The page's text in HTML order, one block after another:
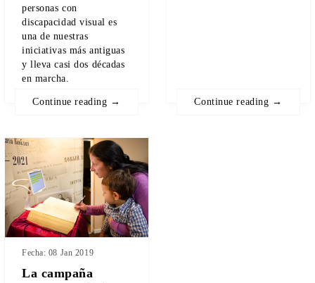
personas con
discapacidad visual es
una de nuestras
iniciativas más antiguas
y lleva casi dos décadas
en marcha.
Continue reading → Continue reading →
La campaña
Fecha: 08 Jan 2019